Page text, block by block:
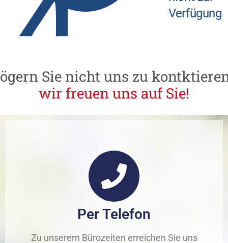
Sie nicht uns zu
wir freuenuns auf Sie!
Per Telefon
Zu unserern Bürozeiten erreichen Sie uns